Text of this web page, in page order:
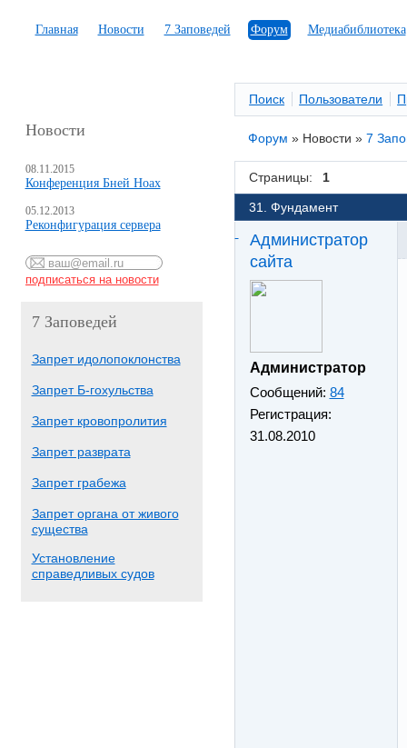
Главная Новости 7 Заповедей Форум Медиабиблиотека
Новости
08.11.2015
Конференция Бней Ноах
05.12.2013
Реконфигурация сервера
7 Заповедей
Запрет идолопоклонства
Запрет Б-гохульства
Запрет кровопролития
Запрет разврата
Запрет грабежа
Запрет органа от живого
существа
Установление
справедливых судов
Поиск Пользователи
Форум » Новости »7
Страницы: 1
31. Фундамент
Администратор
сайта
Администратор
Сообщений: 84
Регистрация:
31.08.2010